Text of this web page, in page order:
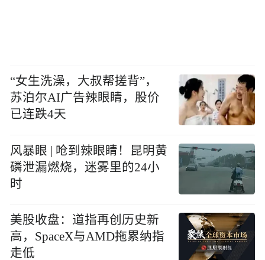
“女生洗澡，大叔帮搓背”，
苏泊尔AI广告辣眼睛，股价
已连跌4天
风暴眼 | 呛到辣眼睛！昆明黄
磷泄漏燃烧，迷雾里的24小
时
美股收盘：道指再创历史新
高，SpaceX与AMD拖累纳指
走低